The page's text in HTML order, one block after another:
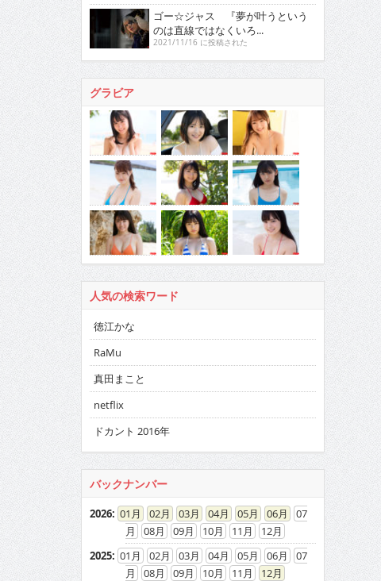
ゴー☆ジャス 『夢が叶うという
のは直線ではなくいろ...
2021/11/16 に投稿された
グラビア
人気の検索ワード
徳江かな
RaMu
真田まこと
netflix
ドカント 2016年
バックナンバー
2026: 01 02 03 04 05 06
07
08
09 10 11
12
2025: 01 02 03 04 05 06
07
08
09 10 11
12